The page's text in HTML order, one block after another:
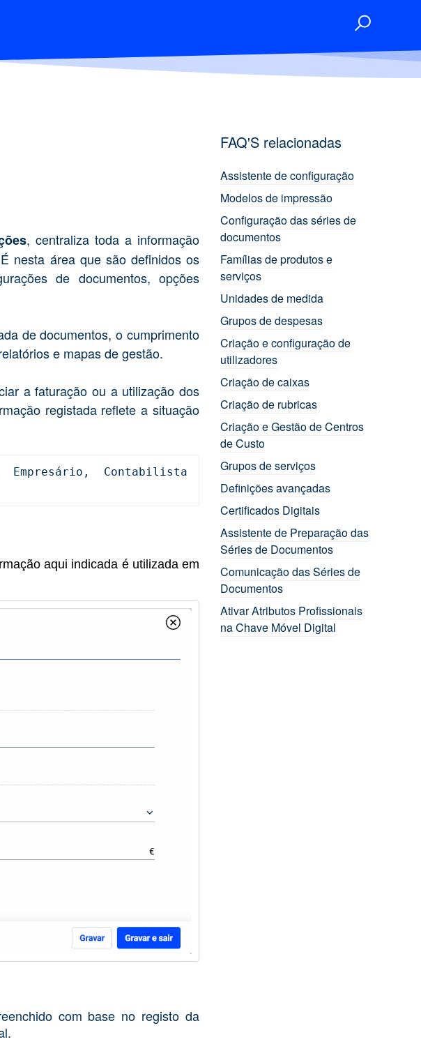
, centraliza toda a informação
nesta área que são definidos os
de documentos, opções
de documentos, o cumprimento
e mapas de gestão.
a faturação ou a utilização dos
registada reflete a situação
Contabilista
aqui indicada é utilizada em
com base no registo da
FAQ'S relacionadas
Assistente de configuração
Modelos de impressão
Configuração das séries de
documentos
Famílias de produtos e
serviços
Unidades de medida
Grupos de despesas
Criação e configuração de
utilizadores
Criação de caixas
Criação de rubricas
Criação e Gestão de Centros
de Custo
Grupos de serviços
Definições avançadas
Certificados Digitais
Assistente de Preparação das
Séries de Documentos
Comunicação das Séries de
Documentos
Ativar Atributos Profissionais
na Chave Móvel Digital